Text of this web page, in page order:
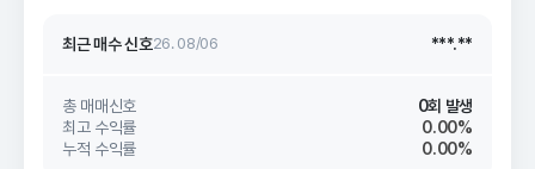
최근 매수 신호26. 08/06 ***.**
총 매매신호
0회 발생
최고 수익률
0.00%
누적 수익률
0.00%